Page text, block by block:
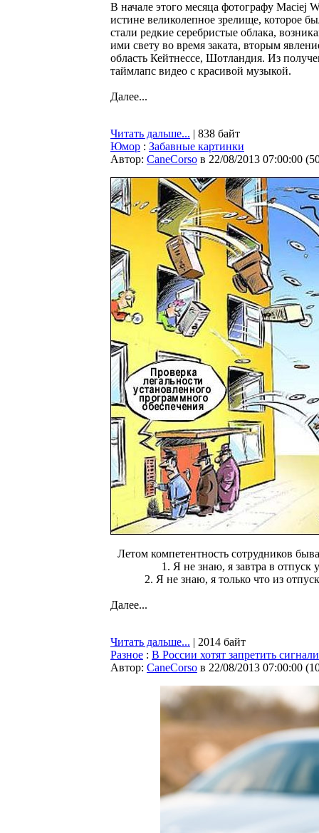
В начале этого месяца фотографу Maciej
истине великолепное зрелище, которое
стали редкие серебристые облака,
ими свету во время заката, вторым
область Кейтнессе, Шотландия. Из
таймлапс видео с красивой музыкой.
Далее...
Читать дальше... | 838 байт
Юмор : Забавные картинки
Автор: CaneCorso в 22/08/2013 07:00:00 (
Летом компетентность сотрудников
1. Я не знаю, я завтра в отпуск
2. Я не знаю, я только что из
Далее...
Читать дальше... | 2014 байт
Разное : В России хотят запретить
Автор: CaneCorso в 22/08/2013 07:00:00 (